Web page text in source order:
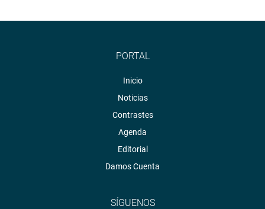
PORTAL
Inicio
Noticias
Contrastes
Agenda
Editorial
Damos Cuenta
SÍGUENOS